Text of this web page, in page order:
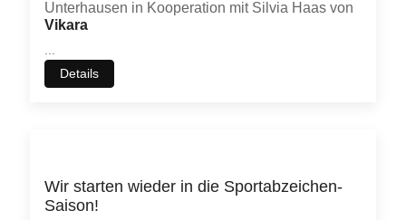
Unterhausen in Kooperation mit Silvia Haas von
Vikara
Details
Wir starten wieder in die Sportabzeichen-
Saison!